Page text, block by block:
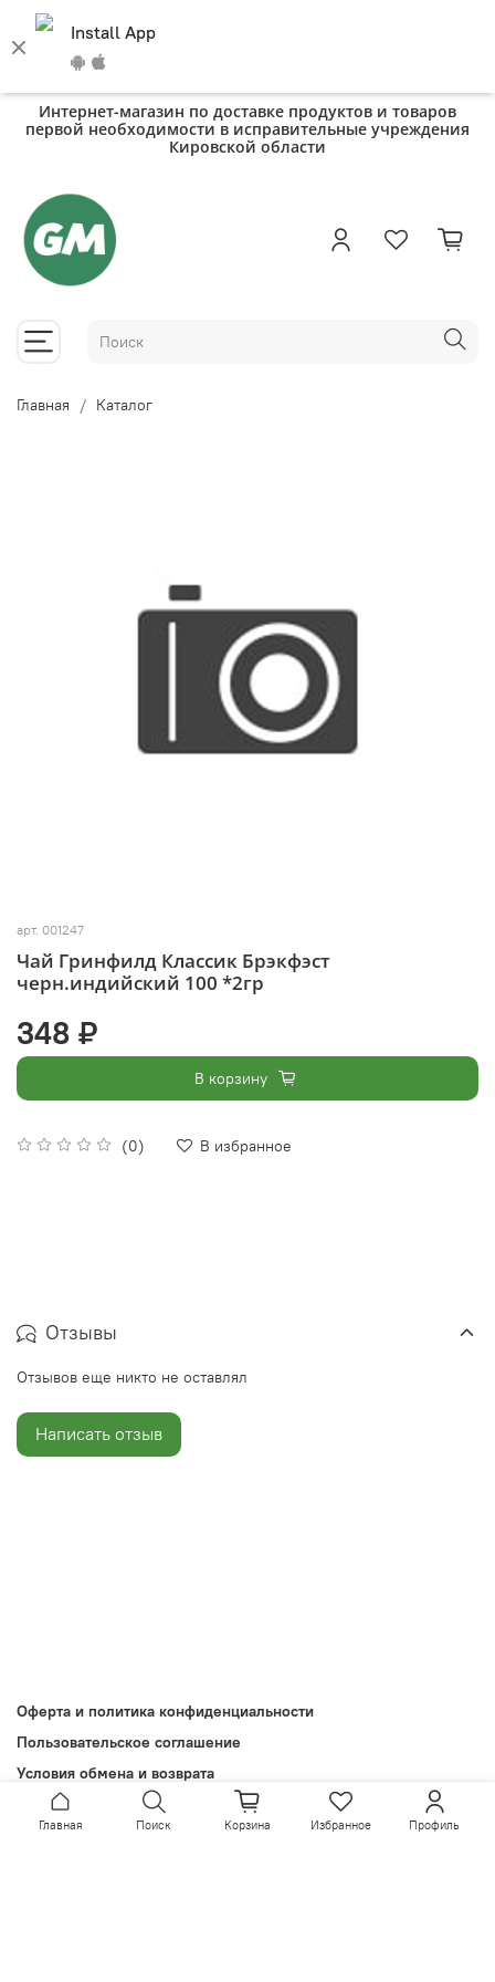
Install App
Интернет-магазин по доставке продуктов и товаров
первой необходимости в исправительные учреждения
Кировской области
Главная Каталог
арт. 001247
Чай Гринфилд Классик Брэкфэст
черн.индийский 100 *2гр
(0) В избранное
348 ₽
В корзину
Отзывы
Отзывов еще никто не оставлял
Написать отзыв
Оферта и политика конфиденциальности
Пользовательское соглашение
Условия обмена и возврата
Обратная связь
Главная Поиск Корзина Избранное Профиль